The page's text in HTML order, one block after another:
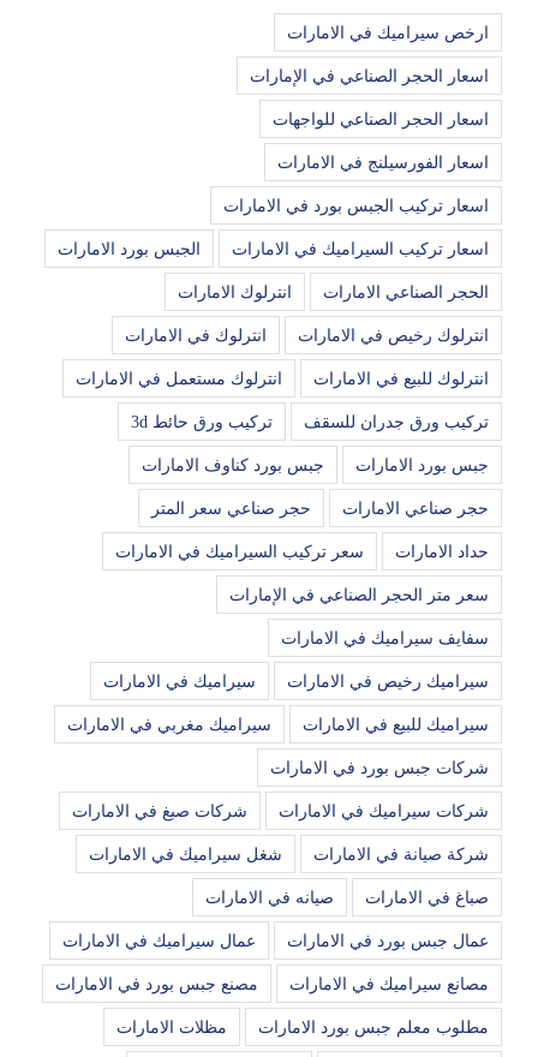
ارخص سيراميك في الامارات
اسعار الحجر الصناعي في الإمارات
اسعار الحجر الصناعي للواجهات
اسعار الفورسيلنج في الامارات
اسعار تركيب الجبس بورد في الامارات
اسعار تركيب السيراميك في الامارات الجبس بورد الامارات
الحجر الصناعي الامارات انترلوك الامارات
انترلوك رخيص في الامارات انترلوك في الامارات
انترلوك للبيع في الامارات انترلوك مستعمل في الامارات
تركيب ورق جدران للسقف تركيب ورق حائط 3d
جبس بورد الامارات جبس بورد كناوف الامارات
حجر صناعي الامارات حجر صناعي سعر المتر
حداد الامارات سعر تركيب السيراميك في الامارات
سعر متر الحجر الصناعي في الإمارات
سفايف سيراميك في الامارات
سيراميك رخيص في الامارات سيراميك في الامارات
سيراميك للبيع في الامارات سيراميك مغربي في الامارات
شركات جبس بورد في الامارات
شركات سيراميك في الامارات شركات صبغ في الامارات
شركة صيانة في الامارات شغل سيراميك في الامارات
صباغ في الامارات صيانه في الامارات
عمال جبس بورد في الامارات عمال سيراميك في الامارات
مصانع سيراميك في الامارات مصنع جبس بورد في الامارات
مطلوب معلم جبس بورد الامارات مظلات الامارات